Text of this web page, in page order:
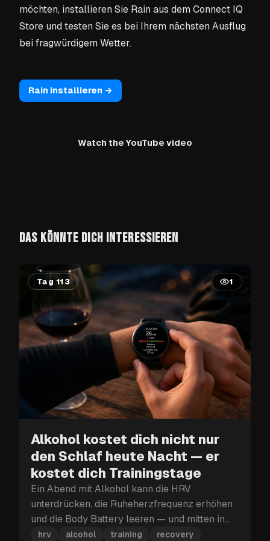
möchten, installieren Sie Rain aus dem Connect IQ
Store und testen Sie es bei Ihrem nächsten Ausflug
bei fragwürdigem Wetter.
Rain installieren →
Watch the YouTube video
DAS KÖNNTE DICH INTERESSIEREN
Tag 113 1
Alkohol kostet dich nicht nur
den Schlaf heute Nacht — er
kostet dich Trainingstage
Ein Abend mit Alkohol kann die HRV
unterdrücken, die Ruheherzfrequenz erhöhen
und die Body Battery leeren — und mitten in
einem Trainingsblock kann dieser
hrv alcohol training
recovery